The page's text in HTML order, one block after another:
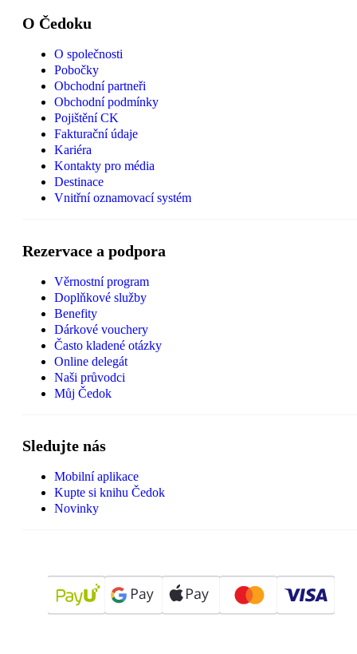
O Čedoku
O společnosti
Pobočky
Obchodní partneři
Obchodní podmínky
Pojištění CK
Fakturační údaje
Kariéra
Kontakty pro média
Destinace
Vnitřní oznamovací systém
Rezervace a podpora
Věrnostní program
Doplňkové služby
Benefity
Dárkové vouchery
Často kladené otázky
Online delegát
Naši průvodci
Můj Čedok
Sledujte nás
Mobilní aplikace
Kupte si knihu Čedok
Novinky